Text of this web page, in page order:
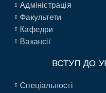
Адміністрація
Факультети
Кафедри
Вакансії
ВСТУП ДО
Спеціальності